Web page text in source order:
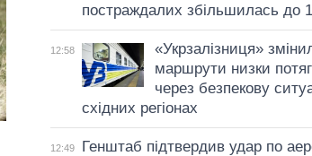
постраждалих збільшилась до
12:58
«Укрзалізниця»
маршрути низки
через безпекову
східних регіонах
12:49
Генштаб підтвердив удар по